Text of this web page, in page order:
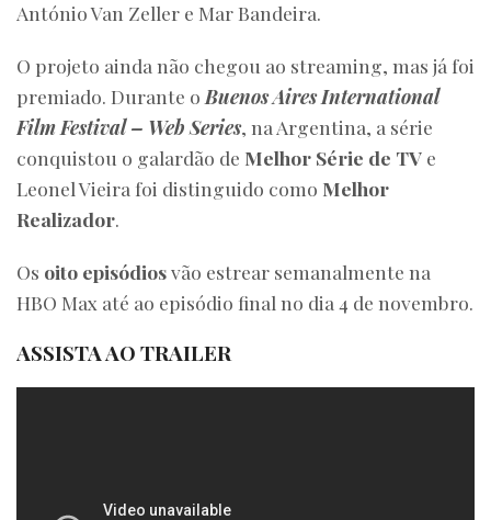
António Van Zeller e Mar Bandeira.
O projeto ainda não chegou ao streaming, mas já foi
premiado. Durante o Buenos Aires International
Film Festival – Web Series, na Argentina, a série
conquistou o galardão de Melhor Série de TV e
Leonel Vieira foi distinguido como Melhor
Realizador.
Os oito episódiosvão estrear semanalmente na
HBO Max até ao episódio final no dia 4 de novembro.
ASSISTA AO TRAILER